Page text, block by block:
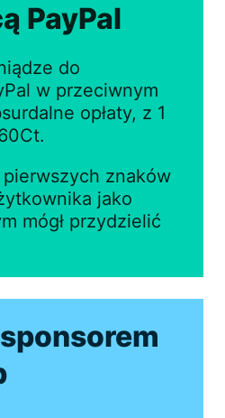
PayPal
do
w przeciwnym
opłaty, z 1
znaków
jako
mógł przydzielić